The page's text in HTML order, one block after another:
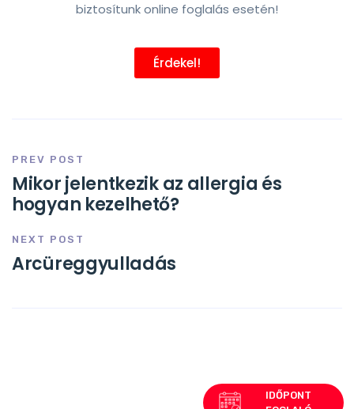
biztosítunk online foglalás esetén!
Érdekel!
PREV POST
Mikor jelentkezik az allergia és
hogyan kezelhető?
NEXT POST
Arcüreggyulladás